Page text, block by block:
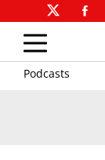
Podcasts